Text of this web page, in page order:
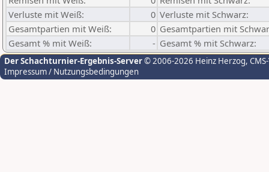
Verluste mit Weiß:
0 Verluste mit Schwarz:
Gesamtpartien mit Weiß:
0 Gesamtpartien mit
Gesamt % mit Weiß:
- Gesamt % mit Schwarz:
Der Schachturnier-Ergebnis-Server© 2006-2026 Heinz Herzog,
Impressum / Nutzungsbedingungen